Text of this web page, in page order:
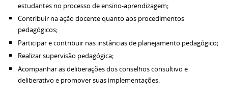
estudantes no processo de ensino-aprendizagem;
Contribuir na ação docente quanto aos procedimentos
pedagógicos;
Participar e contribuir nas instâncias de planejamento pedagógico;
Realizar supervisão pedagógica;
Acompanhar as deliberações dos conselhos consultivo e
deliberativo e promover suas implementações.